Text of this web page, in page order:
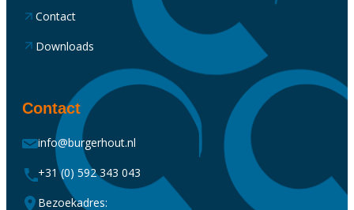
Contact
Downloads
Contact
info@burgerhout.nl
+31 (0) 592 343 043
Bezoekadres: